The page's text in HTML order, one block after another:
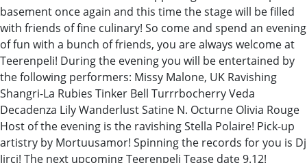
basement once again and this time the stage will be filled
with friends of fine culinary! So come and spend an evening
of fun with a bunch of friends, you are always welcome at
Teerenpeli! During the evening you will be entertained by
the following performers: Missy Malone, UK Ravishing
Shangri-La Rubies Tinker Bell Turrrbocherry Veda
Decadenza Lily Wanderlust Satine N. Octurne Olivia Rouge
Host of the evening is the ravishing Stella Polaire! Pick-up
artistry by Mortuusamor! Spinning the records for you is Dj
Jirci! The next upcoming Teerenpeli Tease date 9.12!